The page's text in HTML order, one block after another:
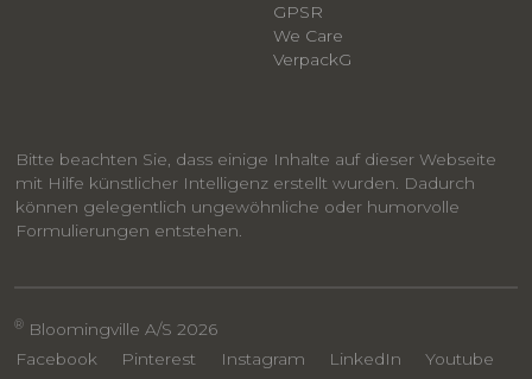
GPSR
We Care
VerpackG
Bitte beachten Sie, dass einige Inhalte auf dieser Webseite
mit Hilfe künstlicher Intelligenz erstellt wurden. Dadurch
können gelegentlich ungewöhnliche oder humorvolle
Formulierungen entstehen.
® Bloomingville A/S 2026
Facebook
Pinterest Instagram LinkedIn Youtube